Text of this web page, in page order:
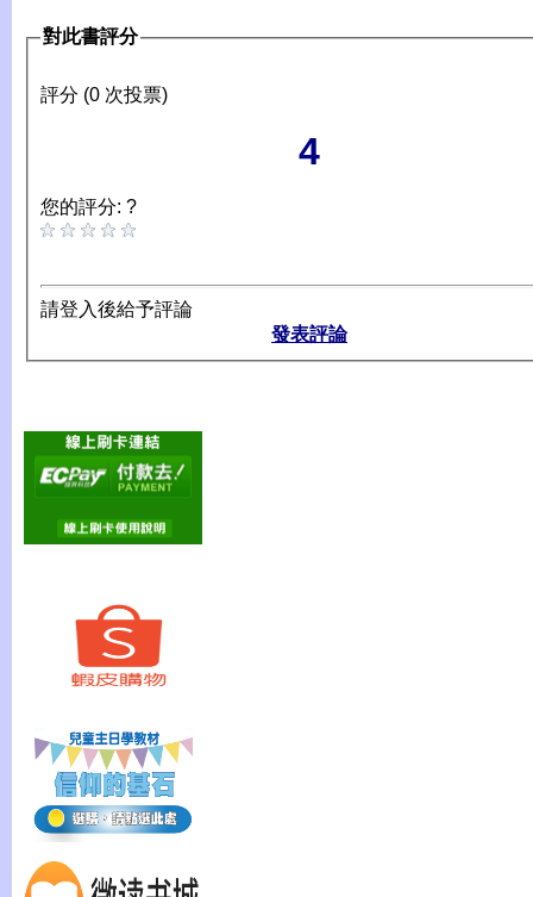
對此書評分
評分 (0 次投票)
4
您的評分: ?
請登入後給予評論
發表評論